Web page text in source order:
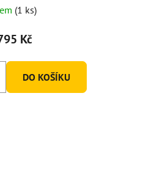
(1 ks)
Kč
DO KOŠÍKU